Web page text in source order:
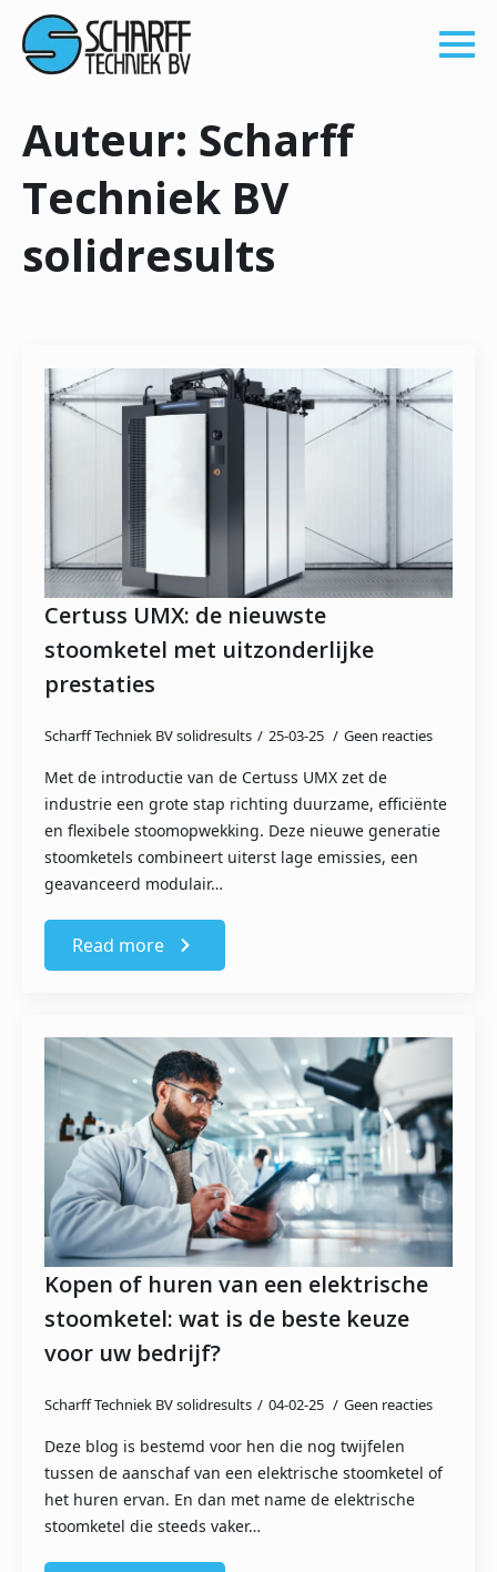
Auteur: Scharff
Techniek BV
solidresults
Certuss UMX: de nieuwste
stoomketel met uitzonderlijke
prestaties
Scharff Techniek BV solidresults 25-03-25 Geen reacties
Met de introductie van de Certuss UMX zet de
industrie een grote stap richting duurzame, efficiënte
en flexibele stoomopwekking. Deze nieuwe generatie
stoomketels combineert uiterst lage emissies, een
geavanceerd modulair…
Read more
Kopen of huren van een elektrische
stoomketel: wat is de beste keuze
voor uw bedrijf?
Scharff Techniek BV solidresults 04-02-25 Geen reacties
Deze blog is bestemd voor hen die nog twijfelen
tussen de aanschaf van een elektrische stoomketel of
het huren ervan. En dan met name de elektrische
stoomketel die steeds vaker…